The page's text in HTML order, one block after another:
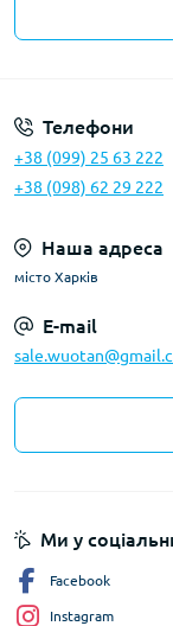
Телефони
+38 (099) 25 63 222
+38 (098) 62 29 222
Наша адреса
місто Харків
E-mail
Ми у
Facebook
Instagram